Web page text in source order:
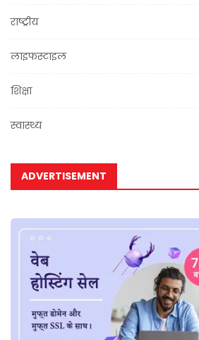
राष्ट्रीय
लाइफस्टाइल
शिक्षा
स्वास्थ्य
ADVERTISEMENT